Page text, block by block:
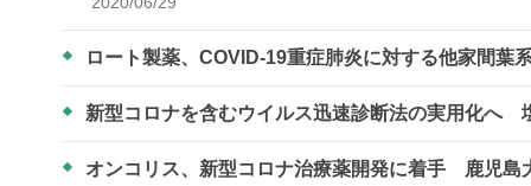
ロート製薬、COVID-19重症肺炎に対する他家間葉
新型コロナを含むウイルス迅速診断法の実用化へ
オンコリス、新型コロナ治療薬開発に着手 鹿児島